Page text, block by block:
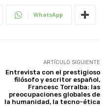
WhatsApp
ARTÍCULO SIGUIENTE
Entrevista con el prestigioso
filósofo y escritor español,
Francesc Torralba: las
preocupaciones globales de
la humanidad, la tecno-ética